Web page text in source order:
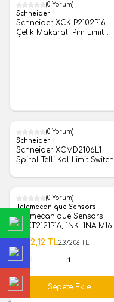
(0 Yorum)
Schneider
Schneider XCK-P2102P16
Çelik Makaralı Pim Limit
(0 Yorum)
Schneider
Schneider XCMD2106L1
Spiral Telli Kol Limit Switch
%46
(0 Yorum)
Telemecanique Sensors
Telemecanique Sensors
XCKT2121P16, 1NK+1NA M16
Manivela Pimi Yatay Limit
Switch
2.372,06
1.282,12 TL
1 Adet
Sepete Ekle